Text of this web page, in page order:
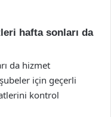
hafta sonları da
da hizmet
için geçerli
kontrol